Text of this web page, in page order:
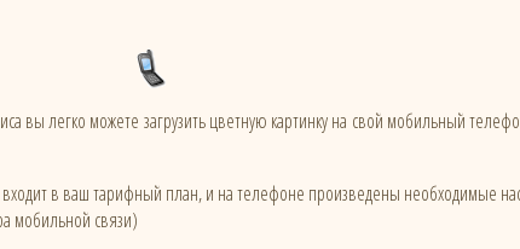
вы легко можете загрузить цветную картинку на свой мобильный
входит в ваш тарифный план, и на телефоне произведены необходимые
мобильной связи)